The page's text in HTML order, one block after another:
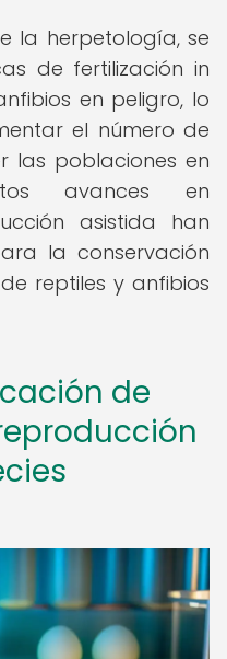
la herpetología, se
de fertilización in
en peligro, lo
el número de
las poblaciones en
avances en
asistida han
la conservación
reptiles y anfibios
de